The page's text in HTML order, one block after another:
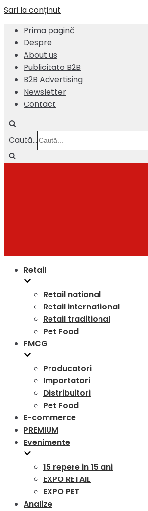
Sari la conținut
Prima pagină
Despre
About us
Publicitate B2B
B2B Advertising
Newsletter
Contact
Caută...
Retail
Retail national
Retail international
Retail traditional
Pet Food
FMCG
Producatori
Importatori
Distribuitori
Pet Food
E-commerce
PREMIUM
Evenimente
15 repere in 15 ani
EXPO RETAIL
EXPO PET
Analize